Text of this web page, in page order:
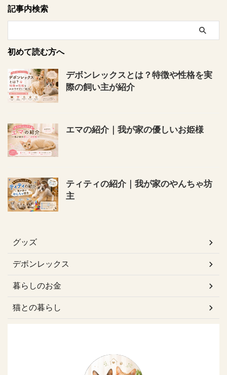
記事内検索
初めて読む方へ
デボンレックスとは？特徴や性格を実
際の飼い主が紹介
エマの紹介｜我が家の優しいお姫様
ティティの紹介｜我が家のやんちゃ坊
主
グッズ
デボンレックス
暮らしのお金
猫との暮らし